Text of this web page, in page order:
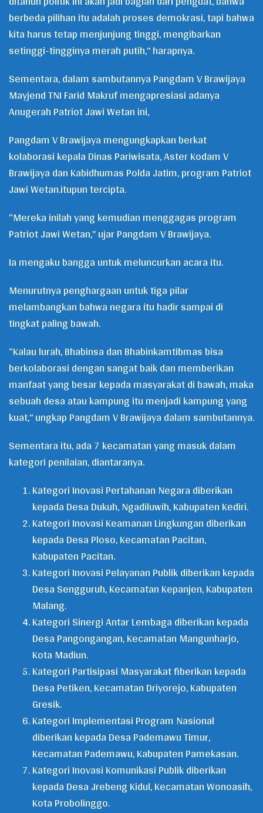
berbeda pilihan itu adalah proses demokrasi, tapi bahwa
kita harus tetap menjunjung tinggi, mengibarkan
setinggi-tingginya merah putih,” harapnya.
Sementara, dalam sambutannya Pangdam V Brawijaya
Mayjend TNI Farid Makruf mengapresiasi adanya
Anugerah Patriot Jawi Wetan ini,
Pangdam V Brawijaya mengungkapkan berkat
kolaborasi kepala Dinas Pariwisata, Aster Kodam V
Brawijaya dan Kabidhumas Polda Jatim, program Patriot
Jawi Wetan.itupun tercipta.
“Mereka inilah yang kemudian menggagas program
Patriot Jawi Wetan,” ujar Pangdam V Brawijaya.
Ia mengaku bangga untuk meluncurkan acara itu.
Menurutnya penghargaan untuk tiga pilar
melambangkan bahwa negara itu hadir sampai di
tingkat paling bawah.
“Kalau lurah, Bhabinsa dan Bhabinkamtibmas bisa
berkolaborasi dengan sangat baik dan memberikan
manfaat yang besar kepada masyarakat di bawah, maka
sebuah desa atau kampung itu menjadi kampung yang
kuat,” ungkap Pangdam V Brawijaya dalam sambutannya.
Sementara itu, ada 7 kecamatan yang masuk dalam
kategori penilaian, diantaranya.
Kategori Inovasi Pertahanan Negara diberikan
kepada Desa Dukuh, Ngadiluwih, Kabupaten Kediri.
Kategori Inovasi Keamanan Lingkungan diberikan
kepada Desa Ploso, Kecamatan Pacitan,
Kabupaten Pacitan.
Kategori Inovasi Pelayanan Publik diberikan kepada
Desa Sengguruh, Kecamatan Kepanjen, Kabupaten
Malang.
Kategori Sinergi Antar Lembaga diberikan kepada
Desa Pangongangan, Kecamatan Mangunharjo,
Kota Madiun.
Kategori Partisipasi Masyarakat fiberikan kepada
Desa Petiken, Kecamatan Driyorejo, Kabupaten
Gresik.
Kategori Implementasi Program Nasional
diberikan kepada Desa Pademawu Timur,
Kecamatan Pademawu, Kabupaten Pamekasan.
Kategori Inovasi Komunikasi Publik diberikan
kepada Desa Jrebeng Kidul, Kecamatan Wonoasih,
Kota Probolinggo.